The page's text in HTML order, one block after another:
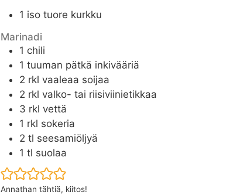
1 iso tuore kurkku
Marinadi
1 chili
1 tuuman pätkä inkivääriä
2 rkl vaaleaa soijaa
2 rkl valko- tai riisiviinietikkaa
3 rkl vettä
1 rkl sokeria
2 tl seesamiöljyä
1 tl suolaa
Annathan tähtiä, kiitos!